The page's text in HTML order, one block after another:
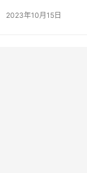
2023年10月15日